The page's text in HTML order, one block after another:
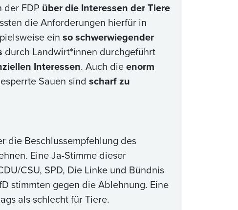
FDP über die Interessen der Tiere
die Anforderungen hierfür in
ein so schwerwiegender
durch Landwirt*innen durchgeführt
Interessen. Auch dieenorm
Sauen sind scharf zu
die Beschlussempfehlung des
Eine Ja-Stimme dieser
CSU, SPD, Die Linke und Bündnis
stimmten gegen die Ablehnung. Eine
als schlecht für Tiere.